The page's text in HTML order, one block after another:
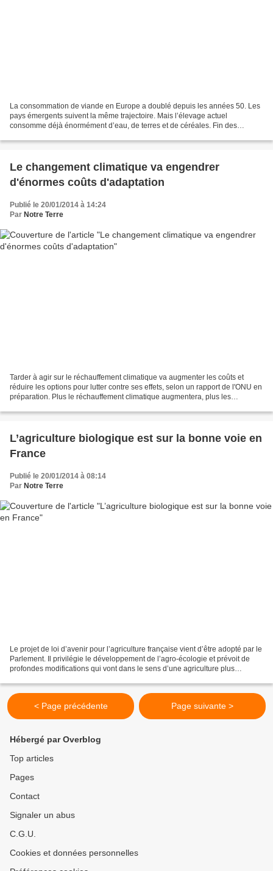
La consommation de viande en Europe a doublé depuis les années 50. Les
pays émergents suivent la même trajectoire. Mais l’élevage actuel
consomme déjà énormément d’eau, de terres et de céréales. Fin des
Le changement climatique va engendrer
d'énormes coûts d'adaptation
Publié le 20/01/2014 à 14:24
Par Notre Terre
Tarder à agir sur le réchauffement climatique va augmenter les coûts et
réduire les options pour lutter contre ses effets, selon un rapport de l'ONU en
préparation. Plus le réchauffement climatique augmentera, plus les
L’agriculture biologique est sur la bonne voie en
France
Publié le 20/01/2014 à 08:14
Par Notre Terre
Le projet de loi d’avenir pour l’agriculture française vient d’être adopté par le
Parlement. Il privilégie le développement de l’agro-écologie et prévoit de
profondes modifications qui vont dans le sens d’une agriculture plus
< Page précédente Page suivante >
Hébergé par Overblog
Top articles
Pages
Contact
Signaler un abus
C.G.U.
Cookies et données personnelles